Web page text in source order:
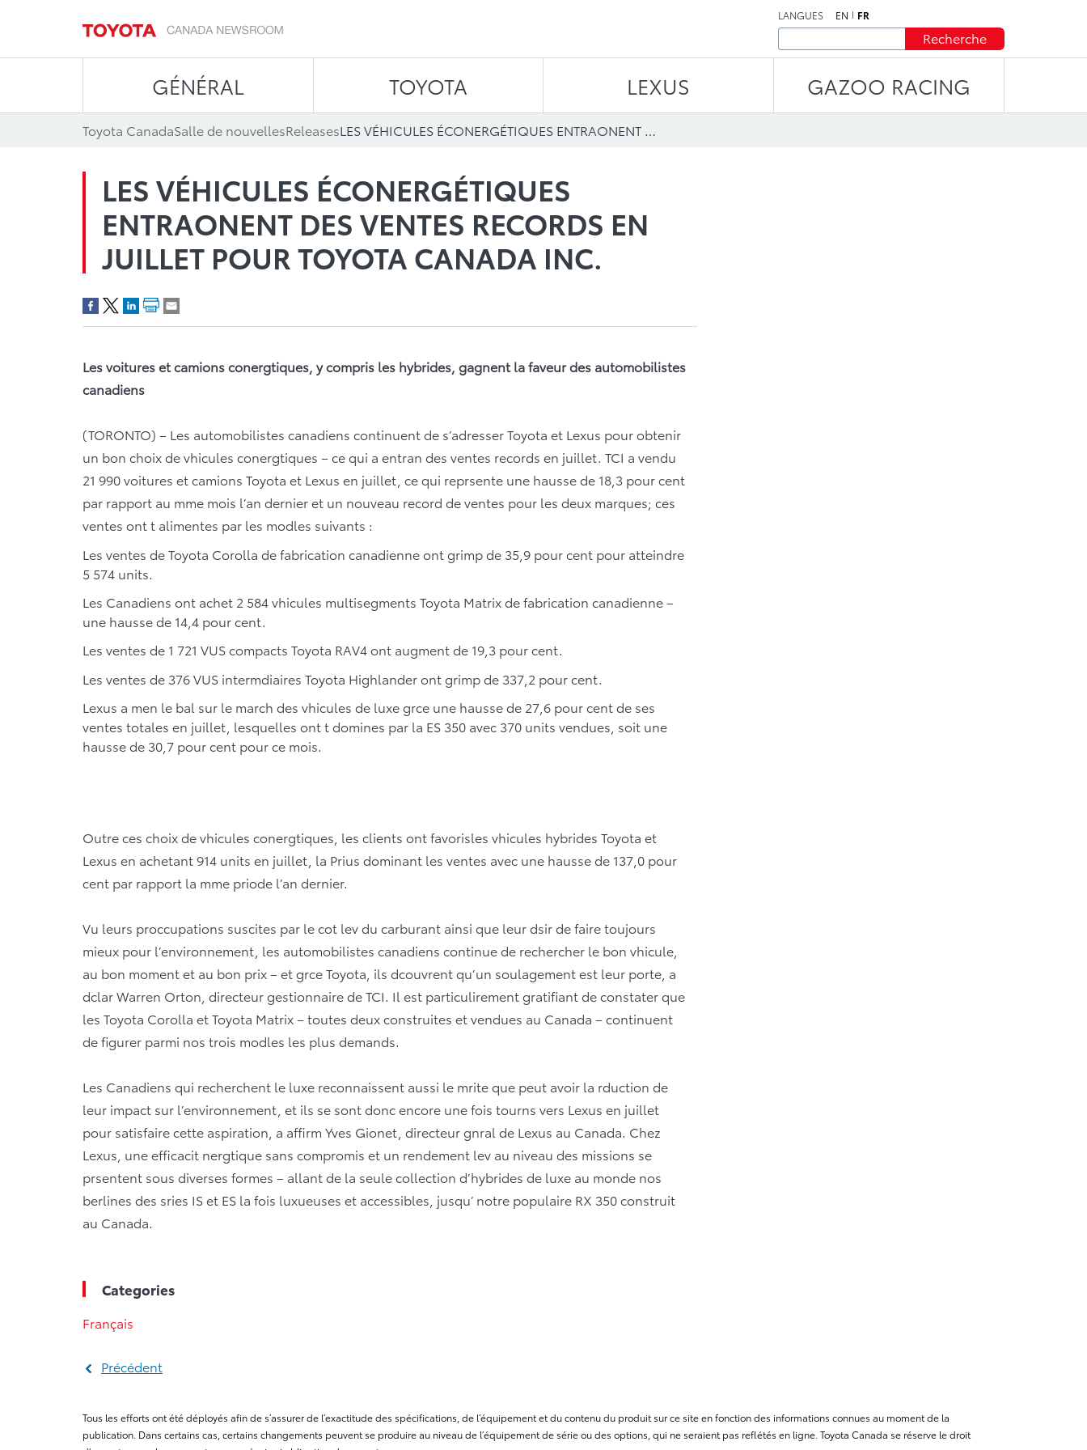
LANGUES EN FR
Recherche
GÉNÉRAL TOYOTA LEXUS GAZOO RACING
Toyota CanadaSalle de nouvellesReleases LES VÉHICULES ÉCONERGÉTIQUES ENTRAОNENT DES VENTES RECORDS EN JUILLET POUR TOYOTA CANADA INC.
LES VÉHICULES ÉCONERGÉTIQUES
ENTRAОNENT DES VENTES RECORDS EN
JUILLET POUR TOYOTA CANADA INC.
Les voitures et camions conergtiques, y compris les hybrides, gagnent la faveur des automobilistes
canadiens
(TORONTO) – Les automobilistes canadiens continuent de s’adresser Toyota et Lexus pour obtenir
un bon choix de vhicules conergtiques – ce qui a entran des ventes records en juillet. TCI a vendu
21 990 voitures et camions Toyota et Lexus en juillet, ce qui reprsente une hausse de 18,3 pour cent
par rapport au mme mois l’an dernier et un nouveau record de ventes pour les deux marques; ces
ventes ont t alimentes par les modles suivants :
Les ventes de Toyota Corolla de fabrication canadienne ont grimp de 35,9 pour cent pour atteindre
5 574 units.
Les Canadiens ont achet 2 584 vhicules multisegments Toyota Matrix de fabrication canadienne –
une hausse de 14,4 pour cent.
Les ventes de 1 721 VUS compacts Toyota RAV4 ont augment de 19,3 pour cent.
Les ventes de 376 VUS intermdiaires Toyota Highlander ont grimp de 337,2 pour cent.
Lexus a men le bal sur le march des vhicules de luxe grce une hausse de 27,6 pour cent de ses
ventes totales en juillet, lesquelles ont t domines par la ES 350 avec 370 units vendues, soit une
hausse de 30,7 pour cent pour ce mois.
Outre ces choix de vhicules conergtiques, les clients ont favorisles vhicules hybrides Toyota et
Lexus en achetant 914 units en juillet, la Prius dominant les ventes avec une hausse de 137,0 pour
cent par rapport la mme priode l’an dernier.
Vu leurs proccupations suscites par le cot lev du carburant ainsi que leur dsir de faire toujours
mieux pour l’environnement, les automobilistes canadiens continue de rechercher le bon vhicule,
au bon moment et au bon prix – et grce Toyota, ils dcouvrent qu’un soulagement est leur porte, a
dclar Warren Orton, directeur gestionnaire de TCI. Il est particulirement gratifiant de constater que
les Toyota Corolla et Toyota Matrix – toutes deux construites et vendues au Canada – continuent
de figurer parmi nos trois modles les plus demands.
Les Canadiens qui recherchent le luxe reconnaissent aussi le mrite que peut avoir la rduction de
leur impact sur l’environnement, et ils se sont donc encore une fois tourns vers Lexus en juillet
pour satisfaire cette aspiration, a affirm Yves Gionet, directeur gnral de Lexus au Canada. Chez
Lexus, une efficacit nergtique sans compromis et un rendement lev au niveau des missions se
prsentent sous diverses formes – allant de la seule collection d’hybrides de luxe au monde nos
berlines des sries IS et ES la fois luxueuses et accessibles, jusqu’ notre populaire RX 350 construit
au Canada.
Categories
Français
Précédent
Tous les efforts ont été déployés afin de s’assurer de l’exactitude des spécifications, de l’équipement et du contenu du produit sur ce site en fonction des informations connues au moment de la
publication. Dans certains cas, certains changements peuvent se produire au niveau de l’équipement de série ou des options, qui ne seraient pas reflétés en ligne. Toyota Canada se réserve le droit